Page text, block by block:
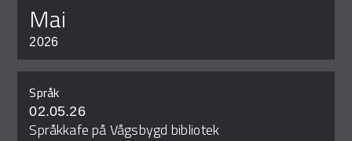
mai
2026
Språk
02.05.26
Språkkafe på Vågsbygd bibliotek